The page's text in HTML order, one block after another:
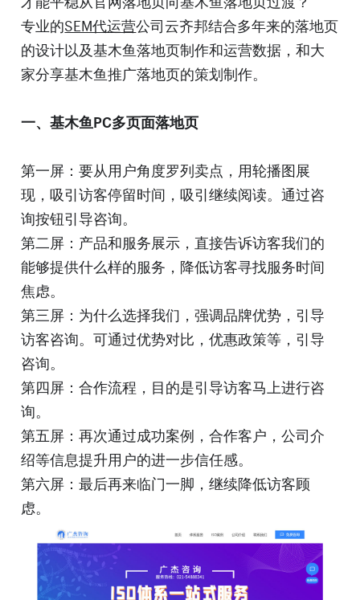
专业的SEM代运营公司云齐邦结合多年来的落地页
的设计以及基木鱼落地页制作和运营数据，和大
家分享基木鱼推广落地页的策划制作。
一、基木鱼PC多页面落地页
第一屏：要从用户角度罗列卖点，用轮播图展
现，吸引访客停留时间，吸引继续阅读。通过咨
询按钮引导咨询。
第二屏：产品和服务展示，直接告诉访客我们的
能够提供什么样的服务，降低访客寻找服务时间
焦虑。
第三屏：为什么选择我们，强调品牌优势，引导
访客咨询。可通过优势对比，优惠政策等，引导
咨询。
第四屏：合作流程，目的是引导访客马上进行咨
询。
第五屏：再次通过成功案例，合作客户，公司介
绍等信息提升用户的进一步信任感。
第六屏：最后再来临门一脚，继续降低访客顾
虑。